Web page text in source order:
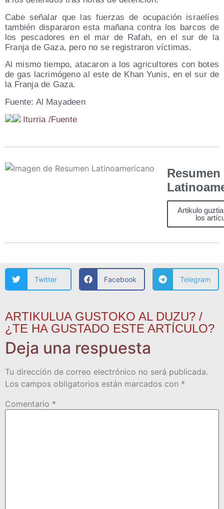
Cabe seña­lar que las fuer­zas de ocu­pa­ción israe­líes
tam­bién dis­pa­ra­ron esta maña­na con­tra los bar­cos de
los pes­ca­do­res en el mar de Rafah, en el sur de la
Fran­ja de Gaza, pero no se regis­tra­ron víctimas.
Al mis­mo tiem­po, ata­ca­ron a los agri­cul­to­res con botes
de gas lacri­mó­geno al este de Khan Yunis, en el sur de
la Fran­ja de Gaza.
Fuen­te: Al Mayadeen
Itu­rria /​Fuen­te
Resumen
Artikulo
los
Twitter Facebook Telegram
ARTIKULUA GUSTOKO AL DUZU? /
¿TE HA GUSTADO ESTE ARTÍCULO?
Deja una respuesta
Tu dirección de correo electrónico no será publicada.
Los campos obligatorios están marcados con *
Comentario *